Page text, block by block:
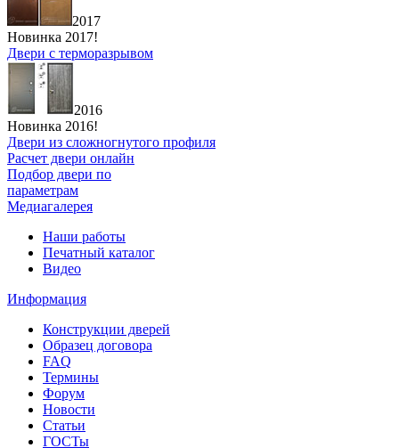
2017
Новинка 2017!
Двери с терморазрывом
2016
Новинка 2016!
Двери из сложногнутого профиля
Расчет двери онлайн
Подбор двери по
параметрам
Медиагалерея
Наши работы
Печатный каталог
Видео
Информация
Конструкции дверей
Образец договора
FAQ
Термины
Форум
Новости
Статьи
ГОСТы